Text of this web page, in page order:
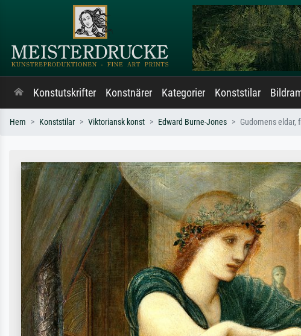
Konstutskrifter Konstnärer Kategorier Konststilar
Hem Konststilar Viktoriansk konst Edward Burne-Jones Gudomens eldar,